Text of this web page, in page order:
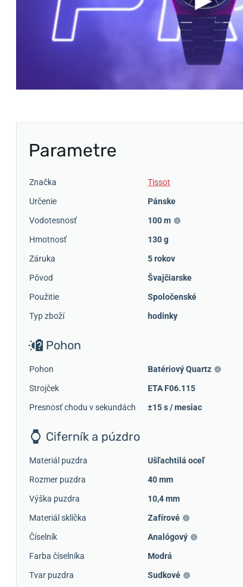
Parametre
Značka
Tissot
Určenie
Pánske
Vodotesnosť
100 m
Hmotnosť
130 g
Záruka
5 rokov
Pôvod
Švajčiarske
Použitie
Spoločenské
Typ zboží
hodinky
Pohon
Pohon
Batériový Quartz
Strojček
ETA F06.115
Presnosť chodu v sekundách
±15 s / mesiac
Ciferník a púzdro
Materiál puzdra
Ušľachtilá oceľ
Rozmer puzdra
40 mm
Výška puzdra
10,4 mm
Materiál sklíčka
Zafírové
Číselník
Analógový
Farba číselníka
Modrá
Tvar puzdra
Sudkové